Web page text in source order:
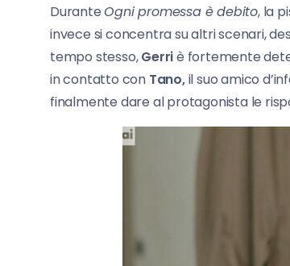
DuranteOgni promessa è debito, la
invece si concentra su altri scenari,
tempo stesso,Gerriè fortemente
in contatto con Tano,il suo amico
finalmente dare al protagonista le